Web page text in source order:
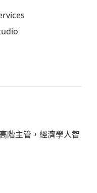
階主管，經濟學人智